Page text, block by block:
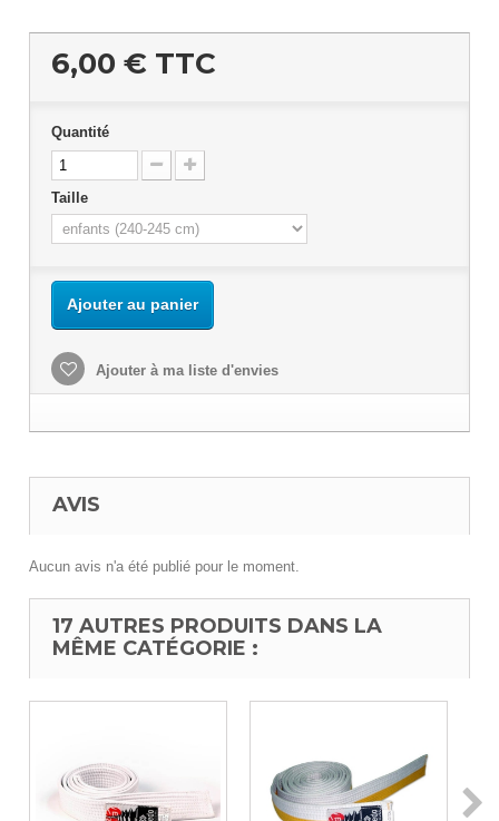
6,00 € TTC
Quantité
Taille
Ajouter au panier
Ajouter à ma liste d'envies
AVIS
Aucun avis n'a été publié pour le moment.
17 AUTRES PRODUITS DANS LA
MÊME CATÉGORIE :